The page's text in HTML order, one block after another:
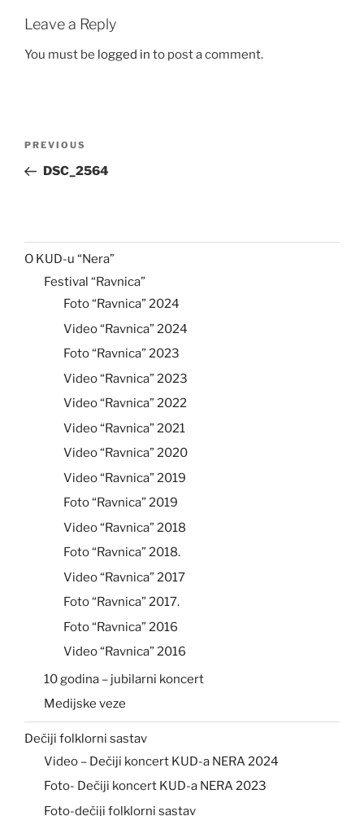
Leave a Reply
You must be logged in to post a comment.
Previous
Post
PREVIOUS
DSC_2564
O KUD-u “Nera”
Festival “Ravnica”
Foto “Ravnica” 2024
Video “Ravnica” 2024
Foto “Ravnica” 2023
Video “Ravnica” 2023
Video “Ravnica” 2022
Video “Ravnica” 2021
Video “Ravnica” 2020
Video “Ravnica” 2019
Foto “Ravnica” 2019
Video “Ravnica” 2018
Foto “Ravnica” 2018.
Video “Ravnica” 2017
Foto “Ravnica” 2017.
Foto “Ravnica” 2016
Video “Ravnica” 2016
10 godina – jubilarni koncert
Medijske veze
Dečiji folklorni sastav
Video – Dečiji koncert KUD-a NERA 2024
Foto- Dečiji koncert KUD-a NERA 2023
Foto-dečiji folklorni sastav